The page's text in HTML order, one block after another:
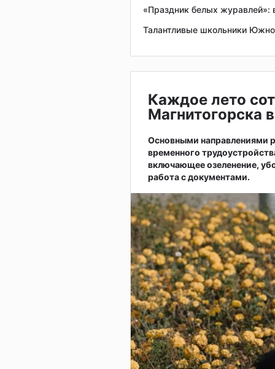
«Праздник белых журавлей»:
Талантливые школьники
Каждое лето
Магнитогорска
Основными направлениями
временного
включающее озеленение,
работа с документами.